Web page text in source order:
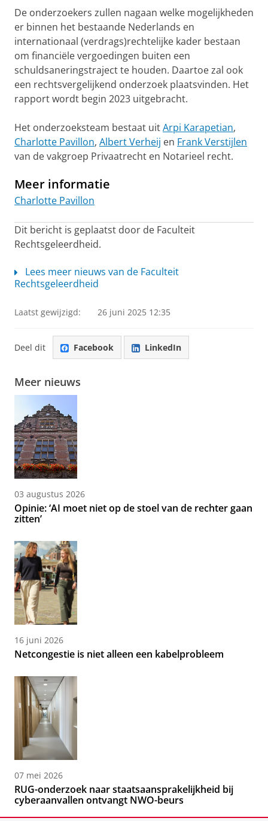
De onderzoekers zullen nagaan welke mogelijkheden
er binnen het bestaande Nederlands en
internationaal (verdrags)rechtelijke kader bestaan
om financiële vergoedingen buiten een
schuldsaneringstraject te houden. Daartoe zal ook
een rechtsvergelijkend onderzoek plaatsvinden. Het
rapport wordt begin 2023 uitgebracht.
Het onderzoeksteam bestaat uitArpi Karapetian,
Charlotte Pavillon, Albert Verheij en Frank Verstijlen
van de vakgroep Privaatrecht en Notarieel recht.
Meer informatie
Charlotte Pavillon
Dit bericht is geplaatst door de Faculteit
Rechtsgeleerdheid.
Lees meer nieuws van de Faculteit
Rechtsgeleerdheid
Laatst gewijzigd: 26 juni 2025 12:35
Deel dit Facebook LinkedIn
Meer nieuws
03 augustus 2026
Opinie: ‘AI moet niet op de stoel van de rechter gaan
zitten’
16 juni 2026
Netcongestie is niet alleen een kabelprobleem
07 mei 2026
RUG-onderzoek naar staatsaansprakelijkheid bij
cyberaanvallen ontvangt NWO-beurs